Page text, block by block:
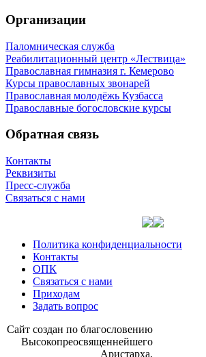
Организации
Паломническая служба
Реабилитационный центр «Лествица»
Православная гимназия г. Кемерово
Курсы православных звонарей
Православная молодёжь Кузбасса
Православные богословские курсы
Обратная связь
Контакты
Реквизиты
Пресс-служба
Связаться с нами
Политика конфиденциальности
Контакты
ОПК
Связаться с нами
Приходам
Задать вопрос
Сайт со­здан по бла­го­сло­ве­нию
Вы­со­ко­прео­свя­щен­ней­ше­го
Ари­стар­ха,